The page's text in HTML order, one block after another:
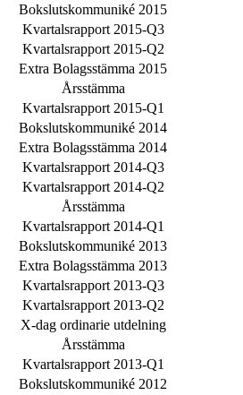
Bokslutskommuniké 2015
Kvartalsrapport 2015-Q3
Kvartalsrapport 2015-Q2
Extra Bolagsstämma 2015
Årsstämma
Kvartalsrapport 2015-Q1
Bokslutskommuniké 2014
Extra Bolagsstämma 2014
Kvartalsrapport 2014-Q3
Kvartalsrapport 2014-Q2
Årsstämma
Kvartalsrapport 2014-Q1
Bokslutskommuniké 2013
Extra Bolagsstämma 2013
Kvartalsrapport 2013-Q3
Kvartalsrapport 2013-Q2
X-dag ordinarie utdelning
Årsstämma
Kvartalsrapport 2013-Q1
Bokslutskommuniké 2012